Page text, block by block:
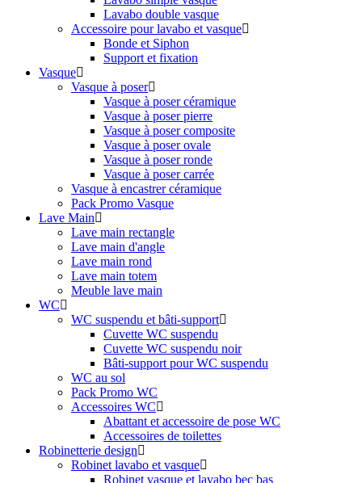
Lavabo double vasque
Accessoire pour lavabo et vasque
Bonde et Siphon
Support et fixation
Vasque
Vasque à poser
Vasque à poser céramique
Vasque à poser pierre
Vasque à poser composite
Vasque à poser ovale
Vasque à poser ronde
Vasque à poser carrée
Vasque à encastrer céramique
Pack Promo Vasque
Lave Main
Lave main rectangle
Lave main d'angle
Lave main rond
Lave main totem
Meuble lave main
WC
WC suspendu et bâti-support
Cuvette WC suspendu
Cuvette WC suspendu noir
Bâti-support pour WC suspendu
WC au sol
Pack Promo WC
Accessoires WC
Abattant et accessoire de pose WC
Accessoires de toilettes
Robinetterie design
Robinet lavabo et vasque
Robinet vasque et lavabo bec bas